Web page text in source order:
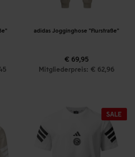
adidas Jogginghose "Flurstraße"
€ 69,95
Mitgliederpreis: € 62,96